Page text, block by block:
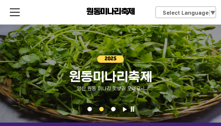
원동미나리축제 Select Language ▼
2025
원동미나리축제
양산 원동 미나리 맛보러 오세요~!